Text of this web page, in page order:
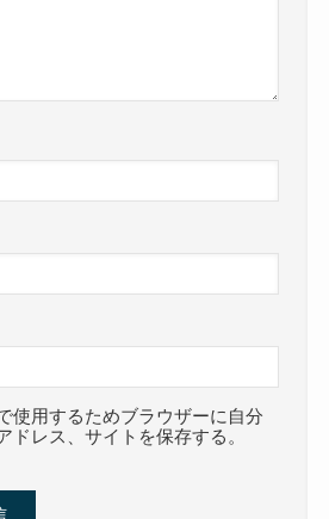
使用するためブラウザーに自分
ドレス、サイトを保存する。